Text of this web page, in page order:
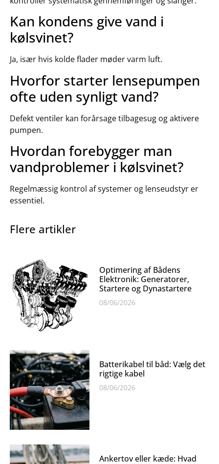
Kan kondens give vand i
kølsvinet?
Ja, især hvis kolde flader møder varm luft.
Hvorfor starter lensepumpen
ofte uden synligt vand?
Defekt ventiler kan forårsage tilbagesug og aktivere
pumpen.
Hvordan forebygger man
vandproblemer i kølsvinet?
Regelmæssig kontrol af systemer og lenseudstyr er
essentiel.
Flere artikler
Optimering af Bådens
Elektronik: Generatorer,
Startere og Dynastartere
08/06/2026
Batterikabel til båd: Vælg det
rigtige kabel
08/06/2026
Ankertov eller kæde: Hvad